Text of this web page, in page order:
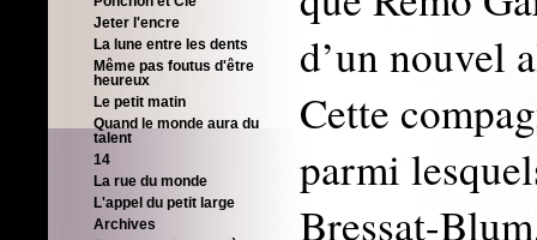
Jeter l'encre
La lune entre les dents
Même pas foutus d'être
heureux
Le petit matin
Quand le monde aura du
talent
14
La rue du monde
L'appel du petit large
Archives
d’un nouvel
Cette
parmi
Bressat-